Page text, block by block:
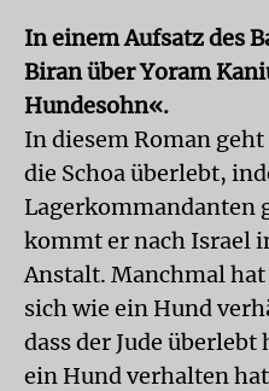
In einem Aufsatz des
Biran über Yoram
Hundesohn«.
In diesem Roman
die Schoa überlebt,
Lagerkommandanten
kommt er nach Israel
Anstalt. Manchmal
sich wie ein Hund
dass der Jude
ein Hund verhalten